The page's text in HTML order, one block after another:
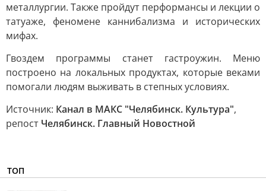
металлургии. Также пройдут перформансы и лекции о
татуаже, феномене каннибализма и исторических
мифах.
Гвоздем программы станет гастроужин. Меню
построено на локальных продуктах, которые веками
помогали людям выживать в степных условиях.
Источник: Канал в МАКС "Челябинск. Культура",
репост Челябинск. Главный Новостной
ТОП